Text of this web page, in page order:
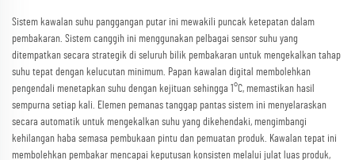
Sistem kawalan suhu panggangan putar ini mewakili puncak ketepatan dalam
pembakaran. Sistem canggih ini menggunakan pelbagai sensor suhu yang
ditempatkan secara strategik di seluruh bilik pembakaran untuk mengekalkan tahap
suhu tepat dengan kelucutan minimum. Papan kawalan digital membolehkan
pengendali menetapkan suhu dengan kejituan sehingga 1°C, memastikan hasil
sempurna setiap kali. Elemen pemanas tanggap pantas sistem ini menyelaraskan
secara automatik untuk mengekalkan suhu yang dikehendaki, mengimbangi
kehilangan haba semasa pembukaan pintu dan pemuatan produk. Kawalan tepat ini
membolehkan pembakar mencapai keputusan konsisten melalui julat luas produk,